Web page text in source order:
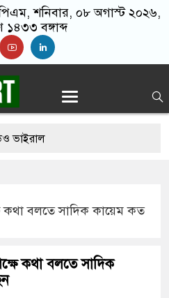
, শনিবার, ০৮ অগাস্ট ২০২৬,
১৪৩৩ বঙ্গাব্দ
নজরুলের ১২
রাশেদ খাঁন
কথা বলতে সাদিক কায়েম কত
কথা বলতে সাদিক